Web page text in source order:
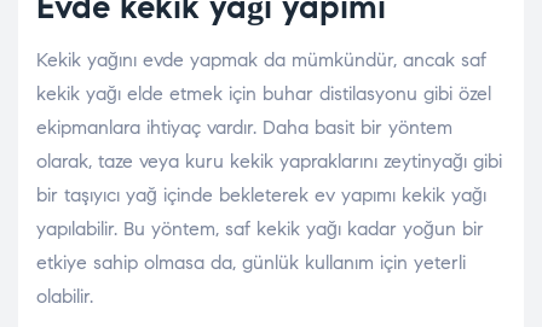
Kekik yağını evde yapmak da mümkündür, ancak saf
kekik yağı elde etmek için buhar distilasyonu gibi özel
ekipmanlara ihtiyaç vardır. Daha basit bir yöntem
olarak, taze veya kuru kekik yapraklarını zeytinyağı gibi
bir taşıyıcı yağ içinde bekleterek ev yapımı kekik yağı
yapılabilir. Bu yöntem, saf kekik yağı kadar yoğun bir
etkiye sahip olmasa da, günlük kullanım için yeterli
olabilir.